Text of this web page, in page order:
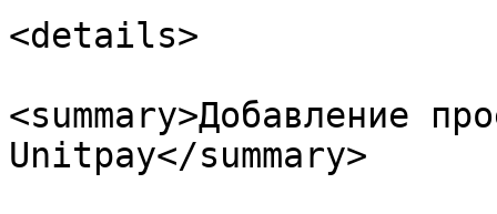
<details>
<summary>Добавление
Unitpay</summary>